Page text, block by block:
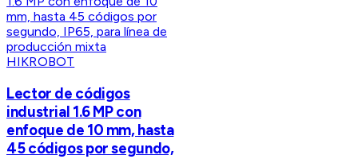
HIKROBOT
Lector de códigos
industrial 1.6 MP con
enfoque de 10 mm, hasta
45 códigos por segundo,